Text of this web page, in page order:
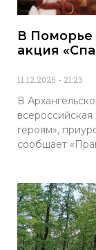
В Поморье
акция
11.12.2025 21:23
В
героям»,
сообщает